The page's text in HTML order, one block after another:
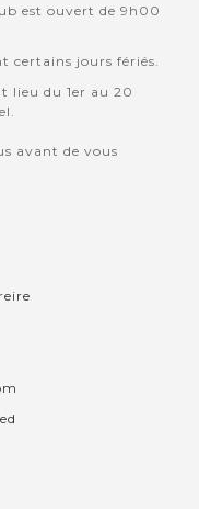
est ouvert de 9h00
certains jours fériés.
lieu du 1er au 20
avant de vous